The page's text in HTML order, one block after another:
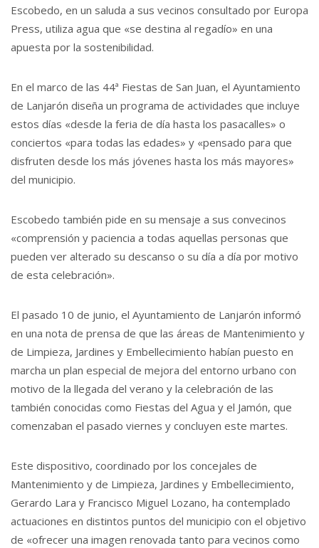
Escobedo, en un saluda a sus vecinos consultado por Europa
Press, utiliza agua que «se destina al regadío» en una
apuesta por la sostenibilidad.
En el marco de las 44ª Fiestas de San Juan, el Ayuntamiento
de Lanjarón diseña un programa de actividades que incluye
estos días «desde la feria de día hasta los pasacalles» o
conciertos «para todas las edades» y «pensado para que
disfruten desde los más jóvenes hasta los más mayores»
del municipio.
Escobedo también pide en su mensaje a sus convecinos
«comprensión y paciencia a todas aquellas personas que
pueden ver alterado su descanso o su día a día por motivo
de esta celebración».
El pasado 10 de junio, el Ayuntamiento de Lanjarón informó
en una nota de prensa de que las áreas de Mantenimiento y
de Limpieza, Jardines y Embellecimiento habían puesto en
marcha un plan especial de mejora del entorno urbano con
motivo de la llegada del verano y la celebración de las
también conocidas como Fiestas del Agua y el Jamón, que
comenzaban el pasado viernes y concluyen este martes.
Este dispositivo, coordinado por los concejales de
Mantenimiento y de Limpieza, Jardines y Embellecimiento,
Gerardo Lara y Francisco Miguel Lozano, ha contemplado
actuaciones en distintos puntos del municipio con el objetivo
de «ofrecer una imagen renovada tanto para vecinos como